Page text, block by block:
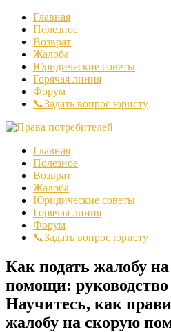
Главная
Полезное
Возврат
Жалоба
Юридические советы
Горячая линия
Форум
📞Задать вопрос юристу
Главная
Полезное
Возврат
Жалоба
Юридические советы
Горячая линия
Форум
📞Задать вопрос юристу
Как подать жалобу
помощи:
Научитесь, как
жалобу на скорую